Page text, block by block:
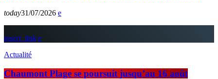
today31/07/2026
insert_link
Actualité
Chaumont Plage se poursuit jusqu’au 16 août